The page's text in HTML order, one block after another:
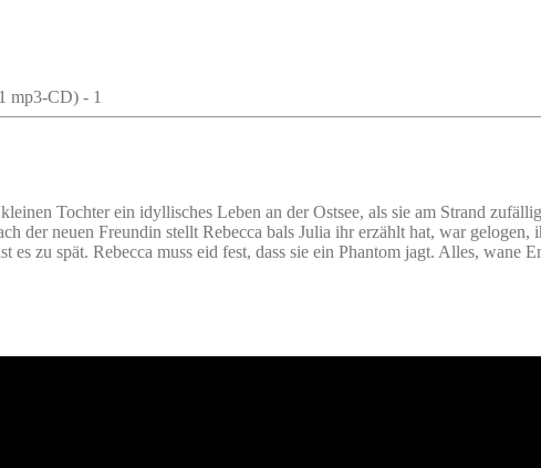
Tochter ein idyllisches Leben an der Ostsee, als sie am Strand
der neuen Freundin stellt Rebecca bals Julia ihr erzählt hat, war
zu spät. Rebecca muss eid fest, dass sie ein Phantom jagt. Alles, wane